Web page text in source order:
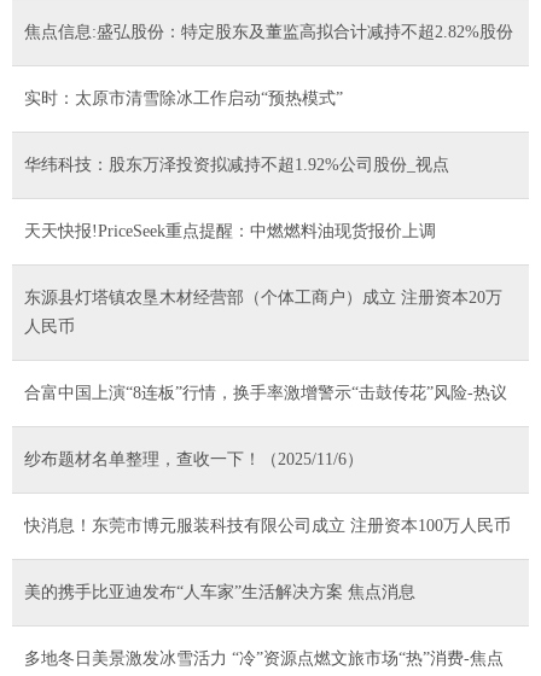
焦点信息:盛弘股份：特定股东及董监高拟合计减持不超2.82%股份
实时：太原市清雪除冰工作启动“预热模式”
华纬科技：股东万泽投资拟减持不超1.92%公司股份_视点
天天快报!PriceSeek重点提醒：中燃燃料油现货报价上调
东源县灯塔镇农垦木材经营部（个体工商户）成立 注册资本20万
人民币
合富中国上演“8连板”行情，换手率激增警示“击鼓传花”风险-热议
纱布题材名单整理，查收一下！（2025/11/6）
快消息！东莞市博元服装科技有限公司成立 注册资本100万人民币
美的携手比亚迪发布“人车家”生活解决方案 焦点消息
多地冬日美景激发冰雪活力 “冷”资源点燃文旅市场“热”消费-焦点